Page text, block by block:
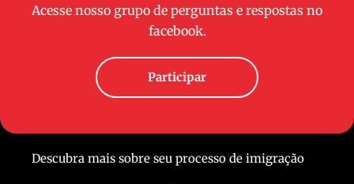
Acesse nosso grupo de perguntas e respostas no
facebook.
Participar
Descubra mais sobre seu processo de imigração